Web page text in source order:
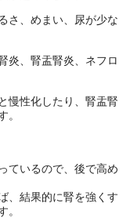
さ、めまい、尿が少な
炎、腎盂腎炎、ネフロ
慢性化したり、腎盂腎
。
ているので、後で高め
、結果的に腎を強くす
。